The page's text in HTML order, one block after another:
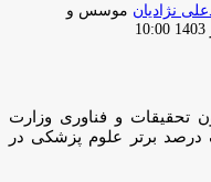
موسس و
تحقیقات و فناوری وزارت
درصد برتر علوم پزشکی در